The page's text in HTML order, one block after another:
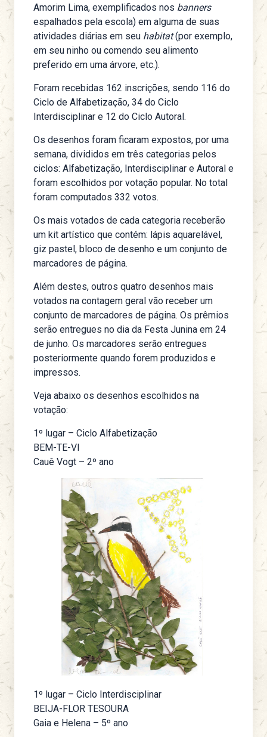
Amorim Lima, exemplificados nos banners
espalhados pela escola) em alguma de suas
atividades diárias em seu habitat(por exemplo,
em seu ninho ou comendo seu alimento
preferido em uma árvore, etc.).
Foram recebidas 162 inscrições, sendo 116 do
Ciclo de Alfabetização, 34 do Ciclo
Interdisciplinar e 12 do Ciclo Autoral.
Os desenhos foram ficaram expostos, por uma
semana, divididos em três categorias pelos
ciclos: Alfabetização, Interdisciplinar e Autoral e
foram escolhidos por votação popular. No total
foram computados 332 votos.
Os mais votados de cada categoria receberão
um kit artístico que contém: lápis aquarelável,
giz pastel, bloco de desenho e um conjunto de
marcadores de página.
Além destes, outros quatro desenhos mais
votados na contagem geral vão receber um
conjunto de marcadores de página. Os prêmios
serão entregues no dia da Festa Junina em 24
de junho. Os marcadores serão entregues
posteriormente quando forem produzidos e
impressos.
Veja abaixo os desenhos escolhidos na
votação:
1º lugar – Ciclo Alfabetização
BEM-TE-VI
Cauê Vogt – 2º ano
1º lugar – Ciclo Interdisciplinar
BEIJA-FLOR TESOURA
Gaia e Helena – 5º ano